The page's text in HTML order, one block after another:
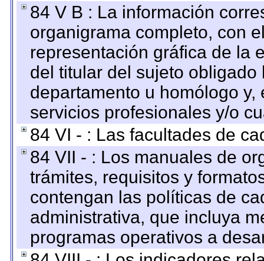
84 V B : La información
organigrama completo, con
representación gráfica de la
del titular del sujeto
departamento u homólogo
servicios profesionales y/o
84 VI - : Las facultades de
84 VII - : Los manuales de
trámites, requisitos y
contengan las políticas de
administrativa, que incluya
programas operativos a